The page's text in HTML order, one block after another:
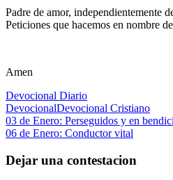
Padre de amor, independientemente
Peticiones que hacemos en nombre
Amen
Devocional Diario
DevocionalDevocional Cristiano
Navegación
de
entradas
Entrada
anterior:
03 de Enero: Perseguidos y en
Siguiente
06 de Enero: Conductor vital
Dejar una contestacion